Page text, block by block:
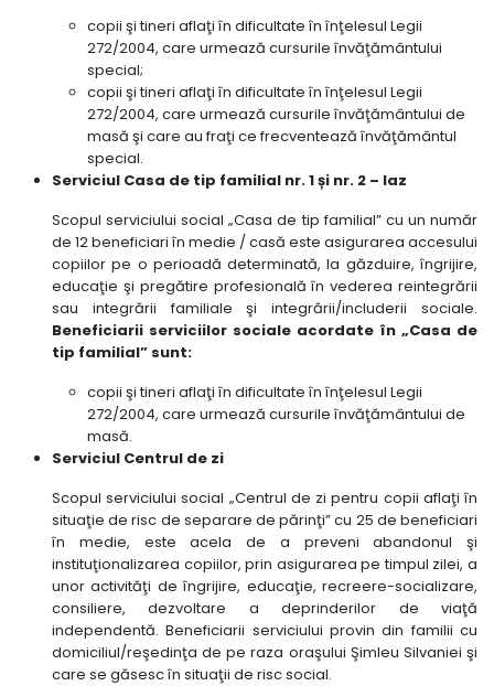
copii şi tineri aflaţi în dificultate în înţelesul Legii
272/2004, care urmează cursurile învăţământului
special;
copii şi tineri aflaţi în dificultate în înţelesul Legii
272/2004, care urmează cursurile învăţământului de
masă şi care au fraţi ce frecventează învăţământul
special.
Serviciul Casa de tip familial nr. 1 și nr. 2 – Iaz
Scopul serviciului social „Casa de tip familial” cu un număr
de 12 beneficiari în medie / casă este asigurarea accesului
copiilor pe o perioadă determinată, la găzduire, îngrijire,
educaţie şi pregătire profesională în vederea reintegrării
sau integrării familiale şi integrării/includerii sociale.
Beneficiarii serviciilor sociale acordate în „Casa de
tip familial” sunt:
copii şi tineri aflaţi în dificultate în înţelesul Legii
272/2004, care urmează cursurile învăţământului de
masă.
Serviciul Centrul de zi
Scopul serviciului social „Centrul de zi pentru copii aflaţi în
situaţie de risc de separare de părinţi” cu 25 de beneficiari
în medie, este acela de a preveni abandonul şi
instituţionalizarea copiilor, prin asigurarea pe timpul zilei, a
unor activităţi de îngrijire, educaţie, recreere-socializare,
consiliere, dezvoltare a deprinderilor de viaţă
independentă. Beneficiarii serviciului provin din familii cu
domiciliul/reşedinţa de pe raza oraşului Şimleu Silvaniei şi
care se găsesc în situaţii de risc social.